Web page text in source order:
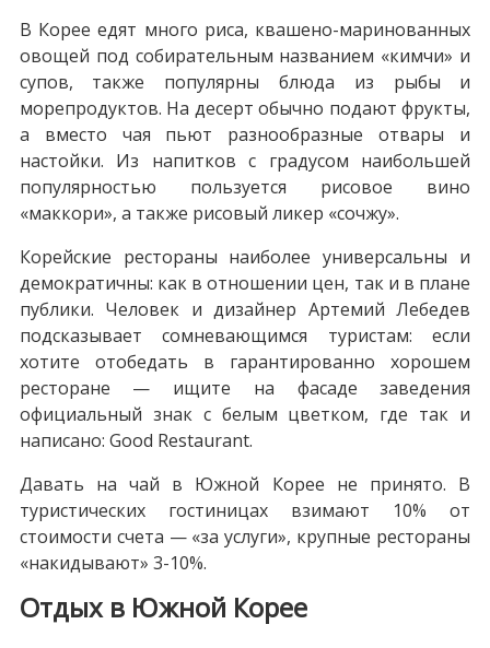
В Корее едят много риса, квашено-маринованных
овощей под собирательным названием «кимчи» и
супов, также популярны блюда из рыбы и
морепродуктов. На десерт обычно подают фрукты,
а вместо чая пьют разнообразные отвары и
настойки. Из напитков с градусом наибольшей
популярностью пользуется рисовое вино
«маккори», а также рисовый ликер «сочжу».
Корейские рестораны наиболее универсальны и
демократичны: как в отношении цен, так и в плане
публики. Человек и дизайнер Артемий Лебедев
подсказывает сомневающимся туристам: если
хотите отобедать в гарантированно хорошем
ресторане — ищите на фасаде заведения
официальный знак с белым цветком, где так и
написано: Good Restaurant.
Давать на чай в Южной Корее не принято. В
туристических гостиницах взимают 10% от
стоимости счета — «за услуги», крупные рестораны
«накидывают» 3-10%.
Отдых в Южной Корее